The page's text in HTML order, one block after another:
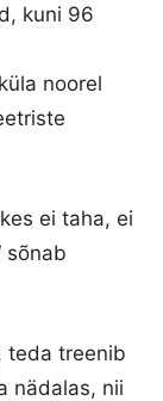
kuni 96
noorel
ei taha, ei
sõnab
teda treenib
nädalas, nii